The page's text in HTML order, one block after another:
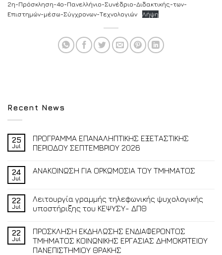
2η-Πρόσκληση-4ο-Πανελλήνιο-Συνέδριο-Διδακτικής-των-
Επιστημών-μέσω-Σύγχρονων-Τεχνολογιών
Λήψη
Recent News
25
Jul
ΠΡΟΓΡΑΜΜΑ ΕΠΑΝΑΛΗΠΤΙΚΗΣ ΕΞΕΤΑΣΤΙΚΗΣ
ΠΕΡΙΟΔΟΥ ΣΕΠΤΕΜΒΡΙΟΥ 2026
24
Jul
ΑΝΑΚΟΙΝΩΣΗ ΓΙΑ ΟΡΚΩΜΟΣΙΑ ΤΟΥ ΤΜΗΜΑΤΟΣ
22
Jul
Λειτουργία γραμμής τηλεφωνικής ψυχολογικής
υποστήριξης του ΚΕΨΥΣΥ- ΔΠΘ
22
Jul
ΠΡΟΣΚΛΗΣΗ ΕΚΔΗΛΩΣΗΣ ΕΝΔΙΑΦΕΡΟΝΤΟΣ
ΤΜΗΜΑΤΟΣ ΚΟΙΝΩΝΙΚΗΣ ΕΡΓΑΣΙΑΣ ΔΗΜΟΚΡΙΤΕΙΟΥ
ΠΑΝΕΠΙΣΤΗΜΙΟΥ ΘΡΑΚΗΣ